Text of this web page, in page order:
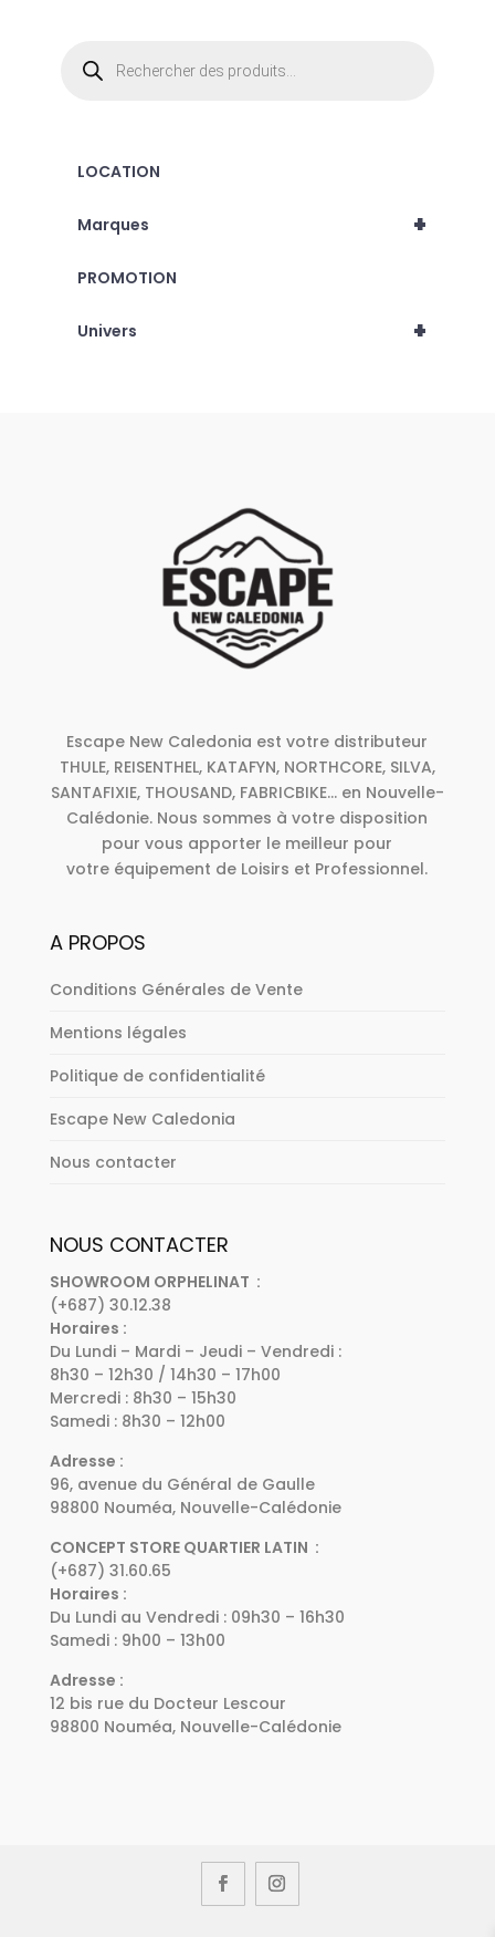
produits
LOCATION
+
Marques
PROMOTION
+
Univers
Escape New Caledonia est votre distributeur
THULE, REISENTHEL, KATAFYN, NORTHCORE, SILVA,
SANTAFIXIE, THOUSAND, FABRICBIKE... en Nouvelle-
Calédonie. Nous sommes à votre disposition
pour vous apporter le meilleur pour
votre équipement de Loisirs et Professionnel.
A PROPOS
Conditions Générales de Vente
Mentions légales
Politique de confidentialité
Escape New Caledonia
Nous contacter
NOUS CONTACTER
SHOWROOM ORPHELINAT :
(+687) 30.12.38
Horaires :
Du Lundi – Mardi – Jeudi – Vendredi :
8h30 – 12h30 / 14h30 – 17h00
Mercredi : 8h30 – 15h30
Samedi : 8h30 – 12h00
Adresse :
96, avenue du Général de Gaulle
98800 Nouméa, Nouvelle-Calédonie
CONCEPT STORE QUARTIER LATIN :
(+687) 31.60.65
Horaires :
Du Lundi au Vendredi : 09h30 – 16h30
Samedi : 9h00 – 13h00
Adresse :
12 bis rue du Docteur Lescour
98800 Nouméa, Nouvelle-Calédonie